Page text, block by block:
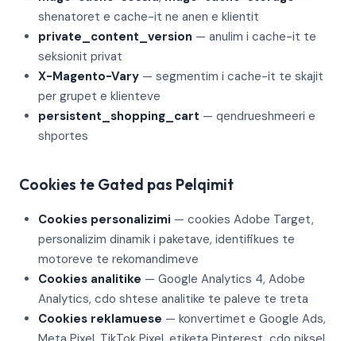
shenatoret e cache-it ne anen e klientit
private_content_version — anulim i cache-it te
seksionit privat
X-Magento-Vary — segmentim i cache-it te skajit
per grupet e klienteve
persistent_shopping_cart — qendrueshmeeri e
shportes
Cookies te Gated pas Pelqimit
Cookies personalizimi — cookies Adobe Target,
personalizim dinamik i paketave, identifikues te
motoreve te rekomandimeve
Cookies analitike — Google Analytics 4, Adobe
Analytics, cdo shtese analitike te paleve te treta
Cookies reklamuese — konvertimet e Google Ads,